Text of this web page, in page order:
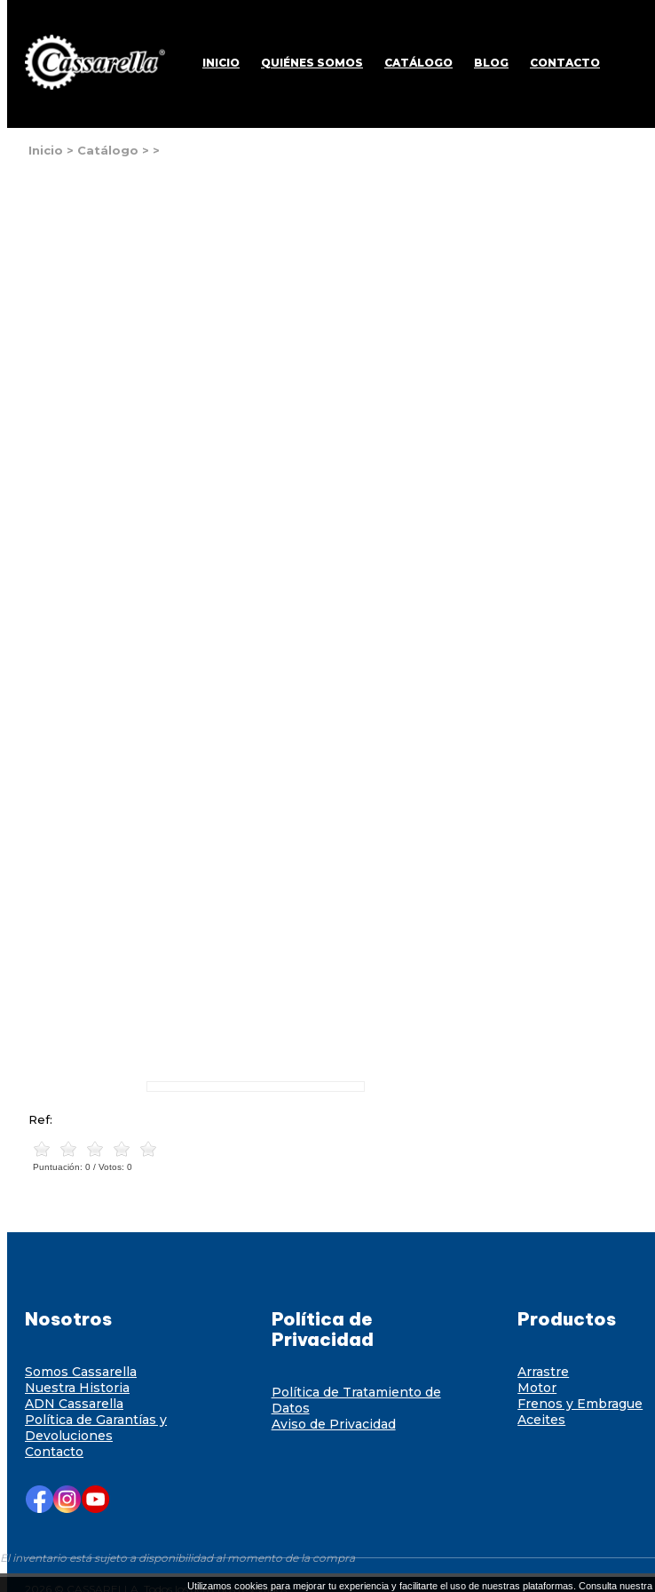
INICIO QUIÉNES SOMOS CATÁLOGO BLOG CONTACTO
Inicio > Catálogo > >
Ref:
Puntuación: 0 / Votos: 0
El inventario está sujeto a disponibilidad al momento de la compra
Nosotros
Somos Cassarella
Nuestra Historia
ADN Cassarella
Política de Garantías y
Devoluciones
Contacto
Política de
Privacidad
Política de Tratamiento de
Datos
Aviso de Privacidad
Productos
Arrastre
Motor
Frenos y Embrague
Aceites
2026 © CASSARELLA. Todos los derechos resevadosUtilizamos cookies para mejorar tu experiencia y facilitarte el uso de nuestras plataformas. Consulta nuestra